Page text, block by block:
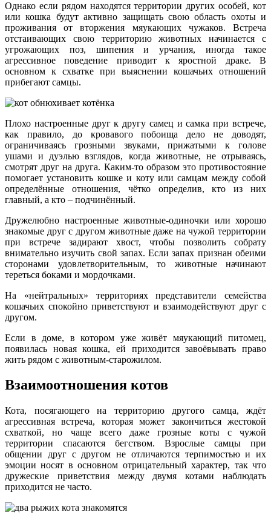
Однако если рядом находятся территории других особей, кот
или кошка будут активно защищать свою область охоты и
проживания от вторжения мяукающих чужаков. Встреча
отстаивающих свою территорию животных начинается с
угрожающих поз, шипения и урчания, иногда такое
агрессивное поведение приводит к яростной драке. В
основном к схватке при выяснении кошачьих отношений
прибегают самцы.
Плохо настроенные друг к другу самец и самка при встрече,
как правило, до кровавого побоища дело не доводят,
ограничиваясь грозными звуками, прижатыми к голове
ушами и дуэлью взглядов, когда животные, не отрываясь,
смотрят друг на друга. Каким-то образом это противостояние
помогает установить кошке и коту или самцам между собой
определённые отношения, чётко определив, кто из них
главный, а кто – подчинённый.
Дружелюбно настроенные животные-одиночки или хорошо
знакомые друг с другом животные даже на чужой территории
при встрече задирают хвост, чтобы позволить собрату
внимательно изучить свой запах. Если запах признан обеими
сторонами удовлетворительным, то животные начинают
тереться боками и мордочками.
На «нейтральных» территориях представители семейства
кошачьих спокойно приветствуют и взаимодействуют друг с
другом.
Если в доме, в котором уже живёт мяукающий питомец,
появилась новая кошка, ей приходится завоёвывать право
жить рядом с животным-старожилом.
Взаимоотношения котов
Кота, посягающего на территорию другого самца, ждёт
агрессивная встреча, которая может закончиться жестокой
схваткой, но чаще всего даже грозные коты с чужой
территории спасаются бегством. Взрослые самцы при
общении друг с другом не отличаются терпимостью и их
эмоции носят в основном отрицательный характер, так что
дружеские приветствия между двумя котами наблюдать
приходится не часто.